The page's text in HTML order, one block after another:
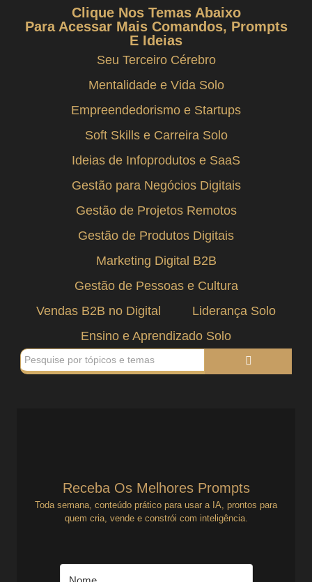
Clique Nos Temas Abaixo
Para Acessar Mais Comandos, Prompts
E Ideias
Seu Terceiro Cérebro
Mentalidade e Vida Solo
Empreendedorismo e Startups
Soft Skills e Carreira Solo
Ideias de Infoprodutos e SaaS
Gestão para Negócios Digitais
Gestão de Projetos Remotos
Gestão de Produtos Digitais
Marketing Digital B2B
Gestão de Pessoas e Cultura
Vendas B2B no Digital
Liderança Solo
Ensino e Aprendizado Solo
Receba Os Melhores Prompts
Toda semana, conteúdo prático para usar a IA, prontos para
quem cria, vende e constrói com inteligência.